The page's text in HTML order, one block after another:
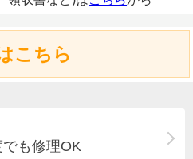
こちら
も修理OK